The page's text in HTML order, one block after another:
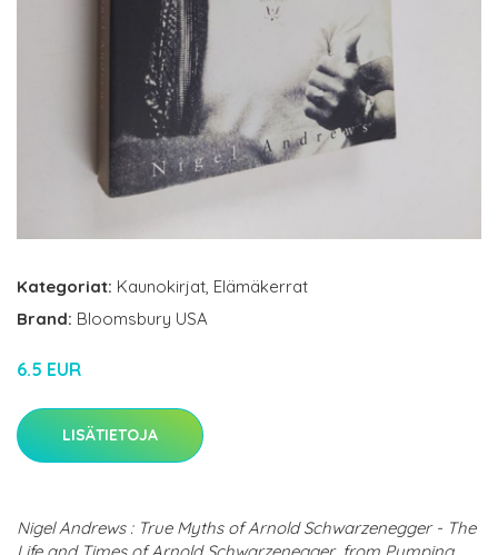
Kategoriat: Kaunokirjat, Elämäkerrat
Brand: Bloomsbury USA
6.5 EUR
LISÄTIETOJA
Nigel Andrews : True Myths of Arnold Schwarzenegger - The